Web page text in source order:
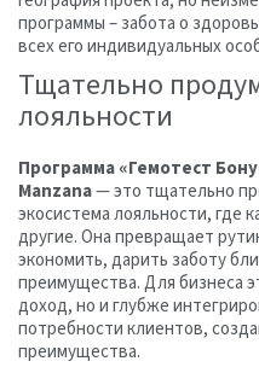
программы – забота о
всех его индивидуальных
Тщательно
лояльности
Программа «Гемотест
Manzana— это тщательно
экосистема лояльности, где
другие. Она превращает
экономить, дарить заботу
преимущества. Для бизнеса
доход, но и глубже
потребности клиентов,
преимущества.